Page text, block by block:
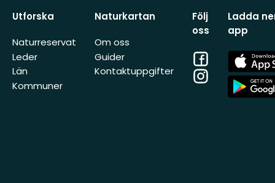
Utforska
Naturreservat
Leder
Län
Kommuner
Naturkartan
Om oss
Guider
Kontaktuppgifter
Följ
oss
Facebook
Instagram
Ladda
app
App
Store
App
Store